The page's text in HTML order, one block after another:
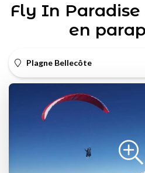
Fly In
en
Plagne Bellecôte